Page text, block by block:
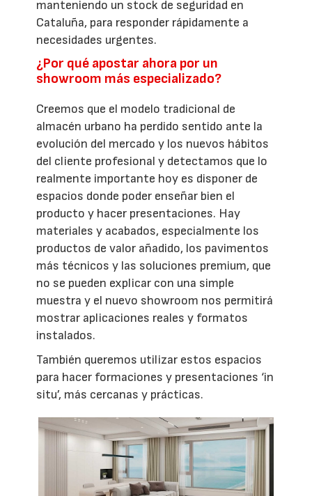
manteniendo un stock de seguridad en
Cataluña, para responder rápidamente a
necesidades urgentes.
¿Por qué apostar ahora por un
showroom más especializado?
Creemos que el modelo tradicional de
almacén urbano ha perdido sentido ante la
evolución del mercado y los nuevos hábitos
del cliente profesional y detectamos que lo
realmente importante hoy es disponer de
espacios donde poder enseñar bien el
producto y hacer presentaciones. Hay
materiales y acabados, especialmente los
productos de valor añadido, los pavimentos
más técnicos y las soluciones premium, que
no se pueden explicar con una simple
muestra y el nuevo showroom nos permitirá
mostrar aplicaciones reales y formatos
instalados.
También queremos utilizar estos espacios
para hacer formaciones y presentaciones ‘in
situ’, más cercanas y prácticas.